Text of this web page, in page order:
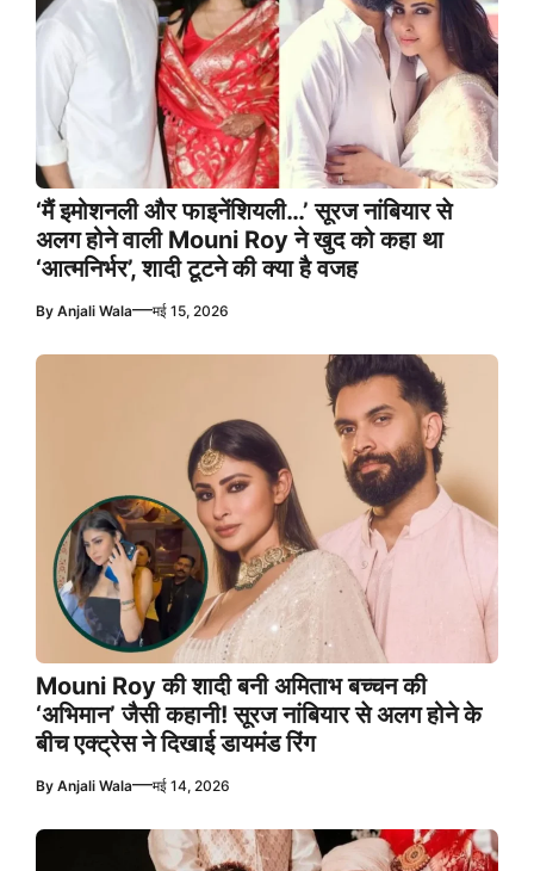
‘मैं इमोशनली और फाइनेंशियली…’ सूरज नांबियार से
अलग होने वाली Mouni Roy ने खुद को कहा था
‘आत्मनिर्भर’, शादी टूटने की क्या है वजह
By Anjali Wala—मई 15, 2026
Mouni Roy की शादी बनी अमिताभ बच्चन की
‘अभिमान’ जैसी कहानी! सूरज नांबियार से अलग होने के
बीच एक्ट्रेस ने दिखाई डायमंड रिंग
By Anjali Wala—मई 14, 2026